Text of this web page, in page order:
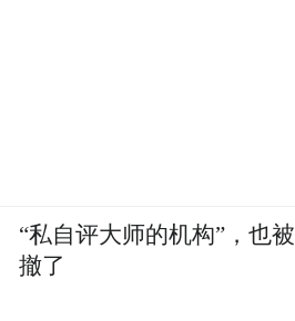
“私自评大师的机构”，也被
撤了